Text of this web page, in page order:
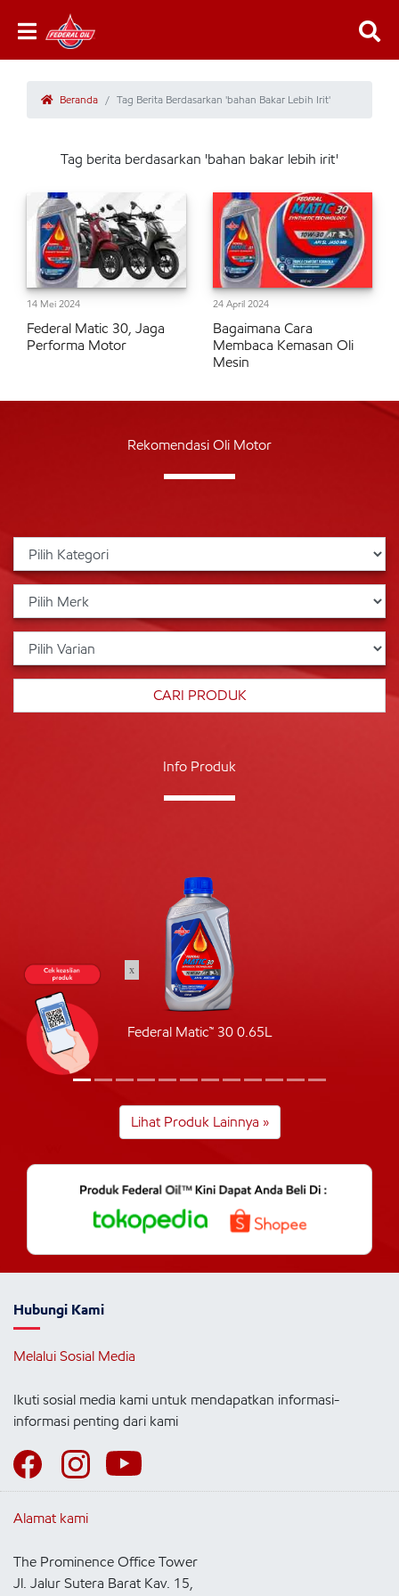
Beranda Tag Berita Berdasarkan 'bahan Bakar Lebih Irit'
Tag berita berdasarkan 'bahan bakar lebih irit'
14 Mei 2024
Federal Matic 30, Jaga
Performa Motor
24 April 2024
Bagaimana Cara
Membaca Kemasan Oli
Mesin
Rekomendasi Oli Motor
Info Produk
Federal Matic™ 30 0.65L
Lihat Produk Lainnya »
Hubungi Kami
Melalui Sosial Media
Ikuti sosial media kami untuk mendapatkan informasi-
informasi penting dari kami
Alamat kami
The Prominence Office Tower
Jl. Jalur Sutera Barat Kav. 15,
x